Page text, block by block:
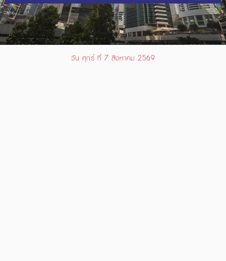
วัน ศุกร์ ที่ 7 สิงหาคม 2569